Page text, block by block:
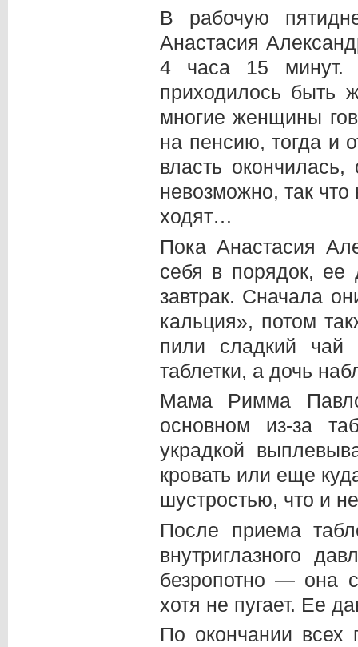
В рабочую
Анастасия
4 часа 15 минут.
приходилось быть
многие женщины
на пенсию, тогда и
власть
невозможно, так что
ходят…
Пока Анастасия
себя в порядок, ее
завтрак. Сначала
кальция», потом
пили сладкий
таблетки, а дочь
Мама Римма
основном из-за
украдкой
кровать или еще
шустростью, что и
После приема
внутриглазного
безропотно — она
хотя не пугает. Ее
По окончании всех